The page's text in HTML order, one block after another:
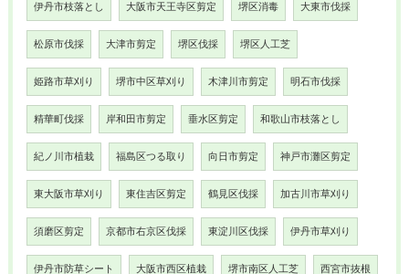
伊丹市枝落とし 大阪市天王寺区剪定 堺区消毒 大東市伐採
松原市伐採 大津市剪定 堺区伐採 堺区人工芝
姫路市草刈り 堺市中区草刈り 木津川市剪定 明石市伐採
精華町伐採 岸和田市剪定 垂水区剪定 和歌山市枝落とし
紀ノ川市植栽 福島区つる取り 向日市剪定 神戸市灘区剪定
東大阪市草刈り 東住吉区剪定 鶴見区伐採 加古川市草刈り
須磨区剪定 京都市右京区伐採 東淀川区伐採 伊丹市草刈り
伊丹市防草シート 大阪市西区植栽 堺市南区人工芝 西宮市抜根